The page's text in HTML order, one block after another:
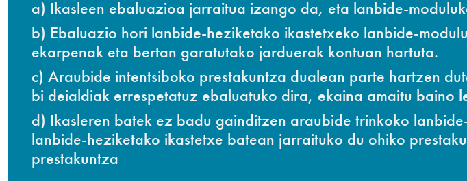
a) Ikasleen ebaluazioa jarraitua izango da, eta lanbide-
b) Ebaluazio hori lanbide-heziketako ikastetxeko lanbide-
ekarpenak eta bertan garatutako jarduerak kontuan hartuta.
c) Araubide intentsiboko prestakuntza dualean parte hartzen
bi deialdiak errespetatuz ebaluatuko dira, ekaina amaitu baino
d) Ikasleren batek ez badu gainditzen araubide trinkoko
lanbide-heziketako ikastetxe batean jarraituko du ohiko
prestakuntza